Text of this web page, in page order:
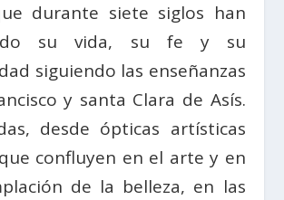
durante siete siglos han
su vida, su fe y su
siguiendo las enseñanzas
y santa Clara de Asís.
desde ópticas artísticas
confluyen en el arte y en
de la belleza, en las